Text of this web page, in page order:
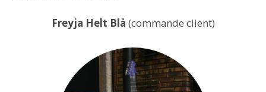
Freyja Helt Blå (commande client)